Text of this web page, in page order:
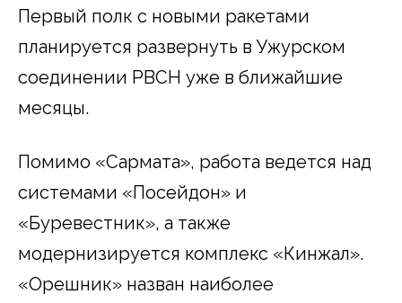
Первый полк с новыми ракетами
планируется развернуть в Ужурском
соединении РВСН уже в ближайшие
месяцы.
Помимо «Сармата», работа ведется над
системами «Посейдон» и
«Буревестник», а также
модернизируется комплекс «Кинжал».
«Орешник» назван наиболее